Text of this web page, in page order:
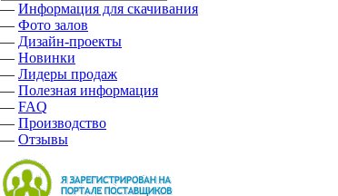
— Информация для скачивания
— Фото залов
— Дизайн-проекты
— Новинки
— Лидеры продаж
— Полезная информация
— FAQ
— Производство
— Отзывы